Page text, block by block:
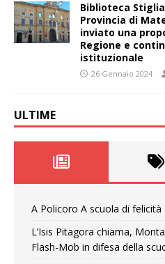
Biblioteca
Provincia di
inviato una
Regione e
istituzionale
26 Gennaio 2024
ULTIME
A Policoro A scuola di felicità
L’Isis Pitagora chiama,
Flash-Mob in difesa della